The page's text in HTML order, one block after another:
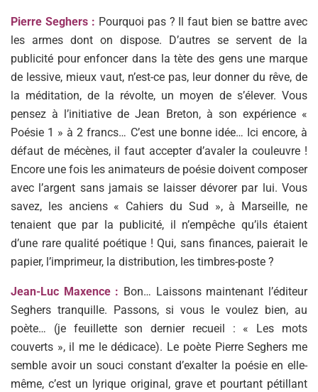
Pierre Seghers : Pourquoi pas ? Il faut bien se battre avec
les armes dont on dispose. D’autres se servent de la
publicité pour enfoncer dans la tète des gens une marque
de lessive, mieux vaut, n’est-ce pas, leur donner du rêve, de
la méditation, de la révolte, un moyen de s’élever. Vous
pensez à l’initiative de Jean Breton, à son expérience «
Poésie 1 » à 2 francs… C’est une bonne idée… Ici encore, à
défaut de mécènes, il faut accepter d’avaler la couleuvre !
Encore une fois les animateurs de poésie doivent composer
avec l’argent sans jamais se laisser dévorer par lui. Vous
savez, les anciens « Cahiers du Sud », à Marseille, ne
tenaient que par la publicité, il n’empêche qu’ils étaient
d’une rare qualité poétique ! Qui, sans finances, paierait le
papier, l’imprimeur, la distribution, les timbres-poste ?
Jean-Luc Maxence : Bon… Laissons maintenant l’éditeur
Seghers tranquille. Passons, si vous le voulez bien, au
poète… (je feuillette son dernier recueil : « Les mots
couverts », il me le dédicace). Le poète Pierre Seghers me
semble avoir un souci constant d’exalter la poésie en elle-
même, c’est un lyrique original, grave et pourtant pétillant